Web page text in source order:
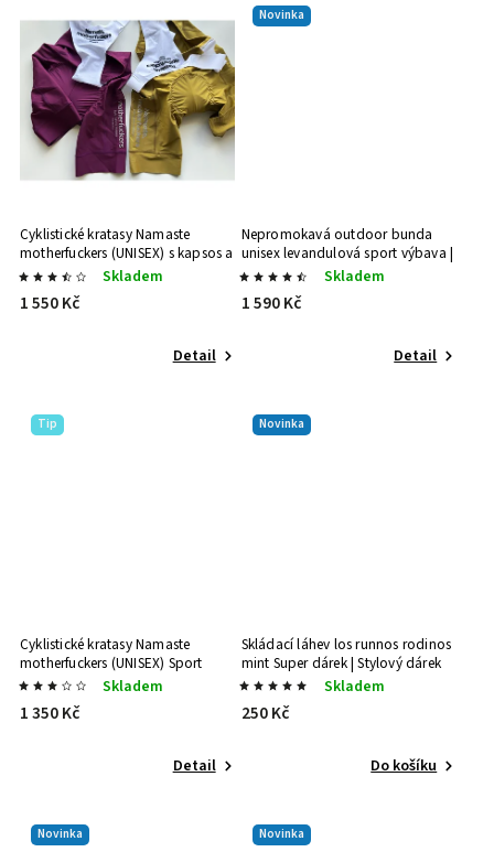
Cyklistické kratasy Namaste
motherfuckers (UNISEX) s kapsos a
vytuněnos plínosSport výbava |
Skladem
1 550 Kč
Detail
Novinka
Nepromokavá outdoor bunda
unisex levandulovásport výbava |
ve stylu
Skladem
1 590 Kč
Detail
Tip
Cyklistické kratasy Namaste
motherfuckers (UNISEX) Sport
výbava | ve styluSkladem
1 350 Kč
Detail
Novinka
Skládací láhev los runnos rodinos
mint Super dárek | Stylový dárek
Skladem
250 Kč
Do košíku
Novinka Novinka